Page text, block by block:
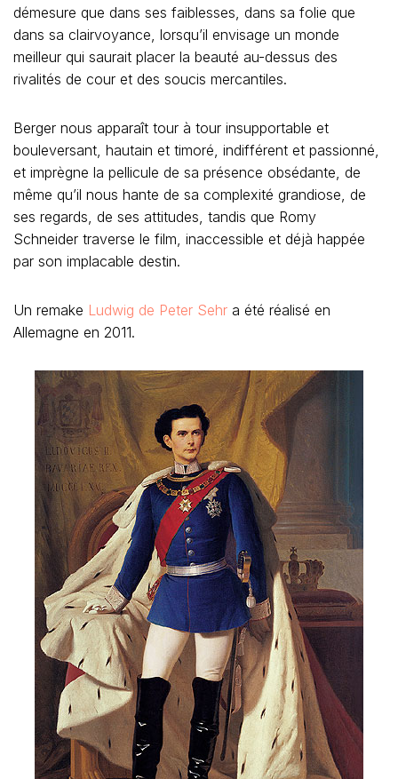
démesure que dans ses faiblesses, dans sa folie que
dans sa clairvoyance, lorsqu’il envisage un monde
meilleur qui saurait placer la beauté au-dessus des
rivalités de cour et des soucis mercantiles.
Berger nous apparaît tour à tour insupportable et
bouleversant, hautain et timoré, indifférent et passionné,
et imprègne la pellicule de sa présence obsédante, de
même qu’il nous hante de sa complexité grandiose, de
ses regards, de ses attitudes, tandis que Romy
Schneider traverse le film, inaccessible et déjà happée
par son implacable destin.
Un remake Ludwig de Peter Sehr a été réalisé en
Allemagne en 2011.